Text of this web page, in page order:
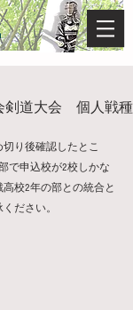
剣道大会 個人戦種
り後確認したとこ
で申込校が2校しかな
校2年の部との統合と
ださい。